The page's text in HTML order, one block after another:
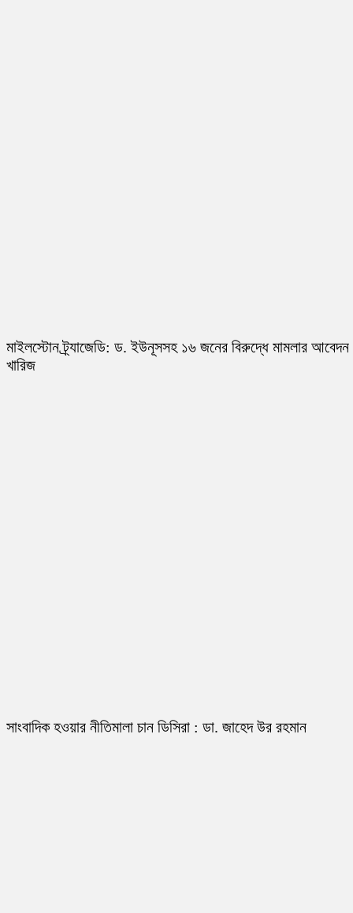
মাইলস্টোন ট্র্যাজেডি: ড. ইউনূসসহ ১৬ জনের বিরুদ্ধে মামলার আবেদন
খারিজ
সাংবাদিক হওয়ার নীতিমালা চান ডিসিরা : ডা. জাহেদ উর রহমান